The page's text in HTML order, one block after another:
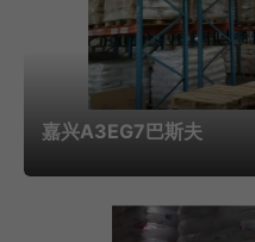
应用：医疗器械手柄、微波
特基础工业Ultem®、GE（
砜）特性：透明度高（透光
（134℃/30分钟）、生物相
手术器械托盘、食品接触容
Sumikaexcel®、巴斯夫
嘉兴A3EG7巴斯夫